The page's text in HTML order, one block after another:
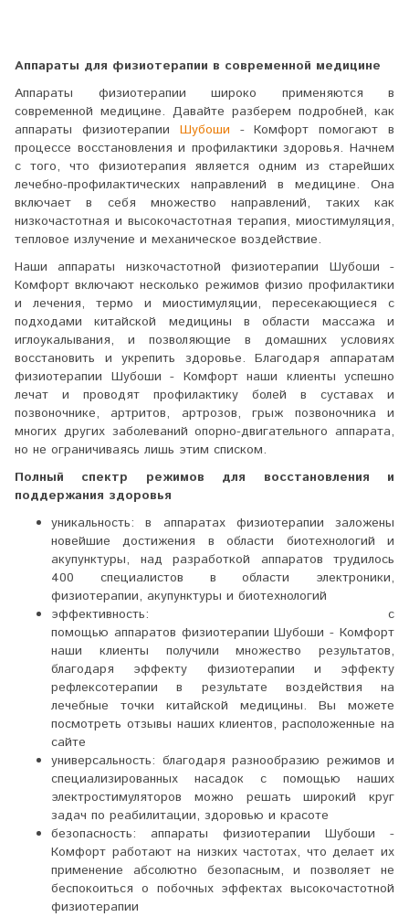
Аппараты для физиотерапии в современной медицине
Аппараты физиотерапии широко применяются в
современной медицине. Давайте разберем подробней, как
аппараты физиотерапии Шубоши - Комфорт помогают в
процессе восстановления и профилактики здоровья. Начнем
с того, что физиотерапия является одним из старейших
лечебно-профилактических направлений в медицине. Она
включает в себя множество направлений, таких как
низкочастотная и высокочастотная терапия, миостимуляция,
тепловое излучение и механическое воздействие.
Наши аппараты низкочастотной физиотерапии Шубоши -
Комфорт включают несколько режимов физио профилактики
и лечения, термо и миостимуляции, пересекающиеся с
подходами китайской медицины в области массажа и
иглоукалывания, и позволяющие в домашних условиях
восстановить и укрепить здоровье. Благодаря аппаратам
физиотерапии Шубоши - Комфорт наши клиенты успешно
лечат и проводят профилактику болей в суставах и
позвоночнике, артритов, артрозов, грыж позвоночника и
многих других заболеваний опорно-двигательного аппарата,
но не ограничиваясь лишь этим списком.
Полный спектр режимов для восстановления и
поддержания здоровья
уникальность: в аппаратах физиотерапии заложены
новейшие достижения в области биотехнологий и
акупунктуры, над разработкой аппаратов трудилось
400 специалистов в области электроники,
физиотерапии, акупунктуры и биотехнологий
эффективность: с
помощью аппаратов физиотерапии Шубоши - Комфорт
наши клиенты получили множество результатов,
благодаря эффекту физиотерапии и эффекту
рефлексотерапии в результате воздействия на
лечебные точки китайской медицины. Вы можете
посмотреть отзывы наших клиентов, расположенные на
сайте
универсальность: благодаря разнообразию режимов и
специализированных насадок с помощью наших
электростимуляторов можно решать широкий круг
задач по реабилитации, здоровью и красоте
безопасность: аппараты физиотерапии Шубоши -
Комфорт работают на низких частотах, что делает их
применение абсолютно безопасным, и позволяет не
беспокоиться о побочных эффектах высокочастотной
физиотерапии